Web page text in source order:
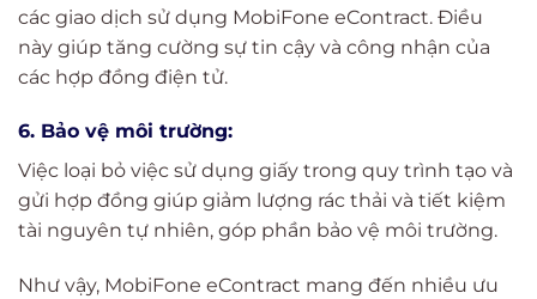
các giao dịch sử dụng MobiFone eContract. Điều
này giúp tăng cường sự tin cậy và công nhận của
các hợp đồng điện tử.
6. Bảo vệ môi trường:
Việc loại bỏ việc sử dụng giấy trong quy trình tạo và
gửi hợp đồng giúp giảm lượng rác thải và tiết kiệm
tài nguyên tự nhiên, góp phần bảo vệ môi trường.
Như vậy, MobiFone eContract mang đến nhiều ưu